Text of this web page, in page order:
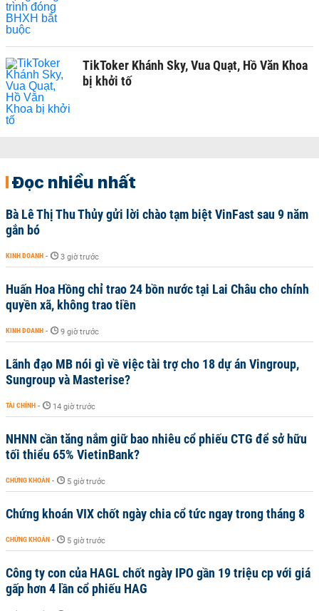
TikToker Khánh Sky, Vua Quạt, Hồ Văn Khoa
bị khởi tố
Đọc nhiều nhất
Bà Lê Thị Thu Thủy gửi lời chào tạm biệt VinFast sau 9 năm
gắn bó
KINH DOANH - 3 giờ trước
Huấn Hoa Hồng chỉ trao 24 bồn nước tại Lai Châu cho chính
quyền xã, không trao tiền
KINH DOANH - 9 giờ trước
Lãnh đạo MB nói gì về việc tài trợ cho 18 dự án Vingroup,
Sungroup và Masterise?
TÀI CHÍNH - 14 giờ trước
NHNN cần tăng nắm giữ bao nhiêu cổ phiếu CTG để sở hữu
tối thiểu 65% VietinBank?
CHỨNG KHOÁN - 5 giờ trước
Chứng khoán VIX chốt ngày chia cổ tức ngay trong tháng 8
CHỨNG KHOÁN - 5 giờ trước
Công ty con của HAGL chốt ngày IPO gần 19 triệu cp với giá
gấp hơn 4 lần cổ phiếu HAG